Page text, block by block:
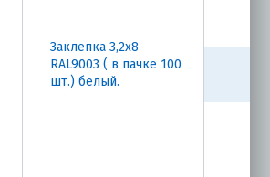
Заклепка 3,2х8
RAL9003 ( в пачке 100
шт.) белый.